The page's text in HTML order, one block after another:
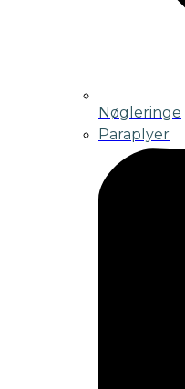
Nøgleringe
Paraplyer